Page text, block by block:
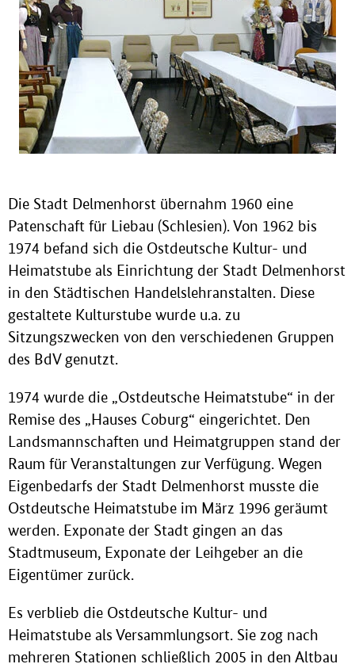
Die Stadt Delmenhorst übernahm 1960 eine
Patenschaft für Liebau (Schlesien). Von 1962 bis
1974 befand sich die Ostdeutsche Kultur- und
Heimatstube als Einrichtung der Stadt Delmenhorst
in den Städtischen Handelslehranstalten. Diese
gestaltete Kulturstube wurde u.a. zu
Sitzungszwecken von den verschiedenen Gruppen
des BdV genutzt.
1974 wurde die „Ostdeutsche Heimatstube“ in der
Remise des „Hauses Coburg“ eingerichtet. Den
Landsmannschaften und Heimatgruppen stand der
Raum für Veranstaltungen zur Verfügung. Wegen
Eigenbedarfs der Stadt Delmenhorst musste die
Ostdeutsche Heimatstube im März 1996 geräumt
werden. Exponate der Stadt gingen an das
Stadtmuseum, Exponate der Leihgeber an die
Eigentümer zurück.
Es verblieb die Ostdeutsche Kultur- und
Heimatstube als Versammlungsort. Sie zog nach
mehreren Stationen schließlich 2005 in den Altbau